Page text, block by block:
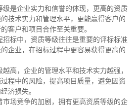
级是企业实力和信誉的体现，更高的资质
技术实力和管理水平，更能赢得客户的
客户和项目合作至关重要。
招标中，资质等级往往是重要的评标标准
企业，在招标过程中更容易获得更高的
越高，企业的管理水平和技术实力越强，
程中的风险，提高项目质量，避免因资
济损失。
市场竞争的加剧，拥有更高资质等级的企